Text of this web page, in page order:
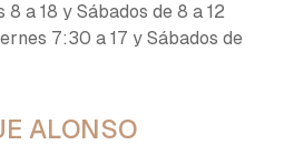
8 a 18 y Sábados de 8 a 12
7:30 a 17 y Sábados de
ALONSO